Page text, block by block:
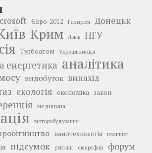
Євро-2012 Газпром Донецьк
Крим Львів
НГУ
Турбоатом Укрзалізниця
енергетика аналітика
видобуток винахід
екологія економіка закон
медицина
моторобудування
нанотехнологія планшет
підсумок рейтинг смартфон форум